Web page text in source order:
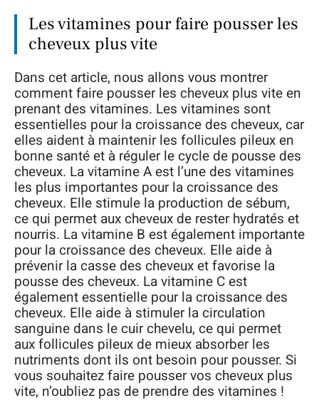
Les vitamines pour faire pousser les
cheveux plus vite
Dans cet article, nous allons vous montrer
comment faire pousser les cheveux plus vite en
prenant des vitamines. Les vitamines sont
essentielles pour la croissance des cheveux, car
elles aident à maintenir les follicules pileux en
bonne santé et à réguler le cycle de pousse des
cheveux. La vitamine A est l’une des vitamines
les plus importantes pour la croissance des
cheveux. Elle stimule la production de sébum,
ce qui permet aux cheveux de rester hydratés et
nourris. La vitamine B est également importante
pour la croissance des cheveux. Elle aide à
prévenir la casse des cheveux et favorise la
pousse des cheveux. La vitamine C est
également essentielle pour la croissance des
cheveux. Elle aide à stimuler la circulation
sanguine dans le cuir chevelu, ce qui permet
aux follicules pileux de mieux absorber les
nutriments dont ils ont besoin pour pousser. Si
vous souhaitez faire pousser vos cheveux plus
vite, n’oubliez pas de prendre des vitamines !